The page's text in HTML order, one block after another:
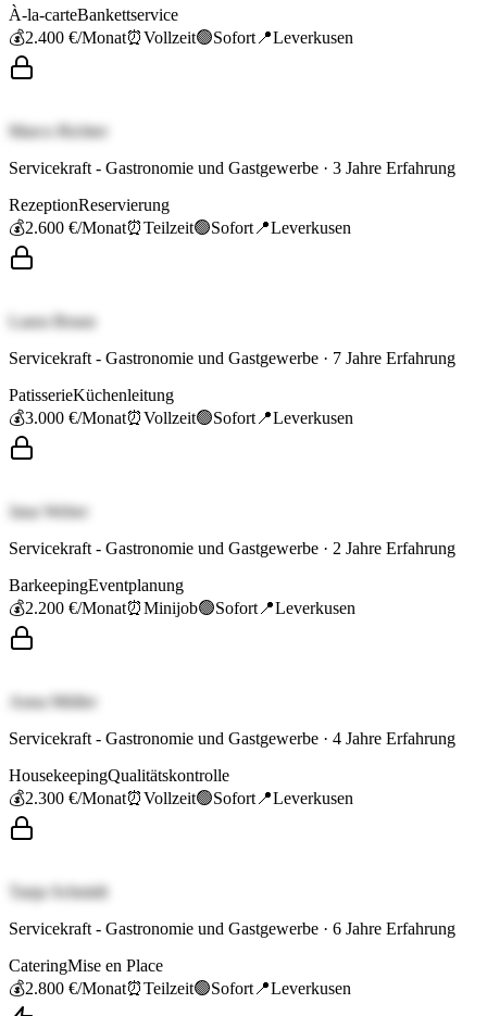
À-la-carteBankettservice
💰2.400 €/Monat⏰Vollzeit🟢Sofort 📍Leverkusen
Marco Richter
Servicekraft - Gastronomie und Gastgewerbe · 3 Jahre Erfahrung
RezeptionReservierung
💰2.600 €/Monat⏰Teilzeit🟢Sofort 📍Leverkusen
Laura Braun
Servicekraft - Gastronomie und Gastgewerbe · 7 Jahre Erfahrung
PatisserieKüchenleitung
💰3.000 €/Monat⏰Vollzeit🟢Sofort 📍Leverkusen
Jana Weber
Servicekraft - Gastronomie und Gastgewerbe · 2 Jahre Erfahrung
BarkeepingEventplanung
💰2.200 €/Monat⏰Minijob🟢Sofort 📍Leverkusen
Anna Müller
Servicekraft - Gastronomie und Gastgewerbe · 4 Jahre Erfahrung
HousekeepingQualitätskontrolle
💰2.300 €/Monat⏰Vollzeit🟢Sofort 📍Leverkusen
Tanja Schmidt
Servicekraft - Gastronomie und Gastgewerbe · 6 Jahre Erfahrung
CateringMise en Place
💰2.800 €/Monat⏰Teilzeit🟢Sofort 📍Leverkusen